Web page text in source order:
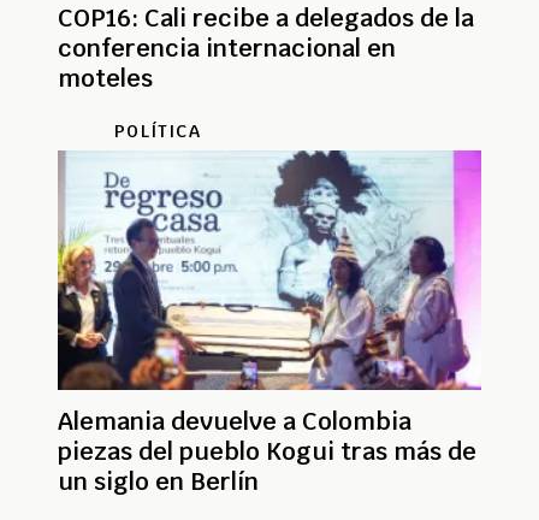
COP16: Cali recibe a delegados de la
conferencia internacional en
moteles
POLÍTICA
Alemania devuelve a Colombia
piezas del pueblo Kogui tras más de
un siglo en Berlín